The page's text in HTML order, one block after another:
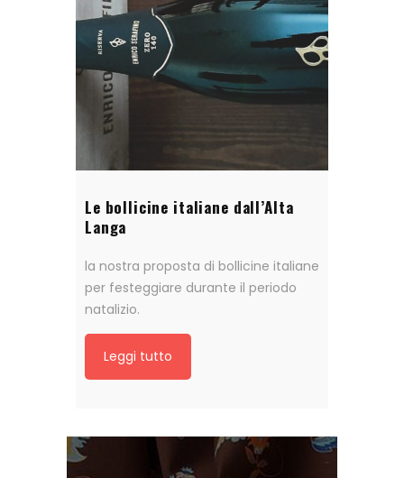
Le bollicine italiane dall’Alta
Langa
la nostra proposta di bollicine italiane
per festeggiare durante il periodo
natalizio.
Leggi tutto